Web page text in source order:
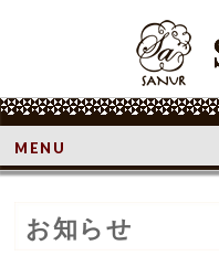
MENU
お知らせ